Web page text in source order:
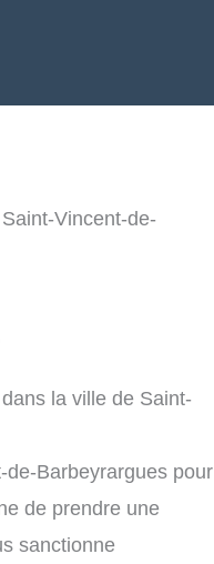
Vincent-de-
la ville de Saint-
Barbeyrargues pour
de prendre une
sanctionne